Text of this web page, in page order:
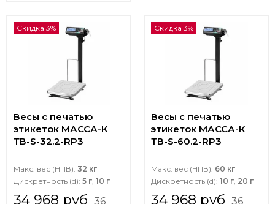
Скидка 3%
Весы с печатью
этикеток МАССА-К
ТВ-S-32.2-RP3
Макс. вес (НПВ): 32 кг
Дискретность (d): 5 г, 10 г
34 968 руб 36
Скидка 3%
Весы с печатью
этикеток МАССА-К
ТВ-S-60.2-RP3
Макс. вес (НПВ): 60 кг
Дискретность (d): 10 г, 20 г
34 968 руб 36